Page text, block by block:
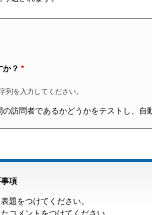
か？
列を入力してください。
訪問者であるかどうかをテストし、自
項
題をつけてください。
コメントをつけてください。